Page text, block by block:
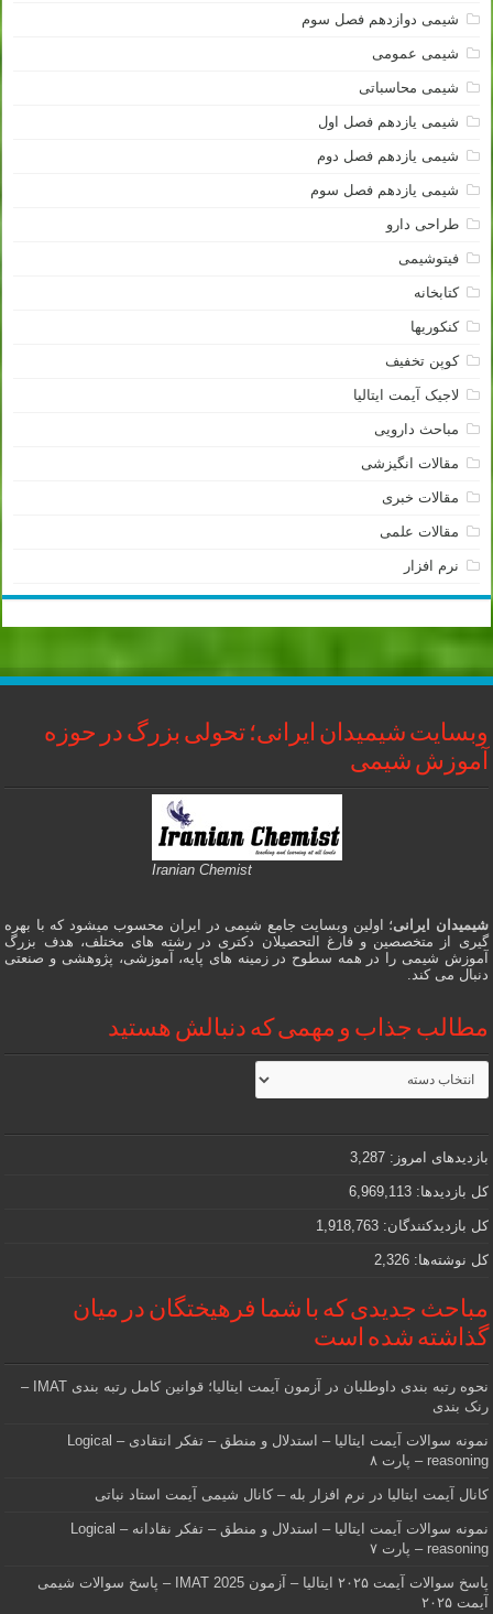
شیمی دوازدهم فصل سوم
شیمی عمومی
شیمی محاسباتی
شیمی یازدهم فصل اول
شیمی یازدهم فصل دوم
شیمی یازدهم فصل سوم
طراحی دارو
فیتوشیمی
کتابخانه
کنکوریها
کوپن تخفیف
لاجیک آیمت ایتالیا
مباحث دارویی
مقالات انگیزشی
مقالات خبری
مقالات علمی
نرم افزار
وبسایت شیمیدان ایرانی؛ تحولی بزرگ در حوزه
آموزش شیمی
Iranian Chemist
شیمیدان ایرانی؛ اولین وبسایت جامع شیمی در ایران محسوب میشود که با بهره
گیری از متخصصین و فارغ التحصیلان دکتری در رشته های مختلف، هدف بزرگ
آموزش شیمی را در همه سطوح در زمینه های پایه، آموزشی، پژوهشی و صنعتی
دنبال می کند.
مطالب جذاب و مهمی که دنبالش هستید
مطالب
جذاب
و
که
دنبالش
هستید
بازدیدهای امروز:3,287
کل بازدیدها:6,969,113
کل بازدیدکنند‌گان:1,918,763
کل نوشته‌ها:2,326
مباحث جدیدی که با شما فرهیختگان در میان
گذاشته شده است
نحوه رتبه بندی داوطلبان در آزمون آیمت ایتالیا؛ قوانین کامل رتبه بندی IMAT –
رنک بندی
نمونه سوالات آیمت ایتالیا – استدلال و منطق – تفکر انتقادی – Logical
reasoning – پارت ۸
کانال آیمت ایتالیا در نرم افزار بله – کانال شیمی آیمت استاد نباتی
نمونه سوالات آیمت ایتالیا – استدلال و منطق – تفکر نقادانه – Logical
reasoning – پارت ۷
پاسخ سوالات آیمت ۲۰۲۵ ایتالیا – آزمون IMAT 2025 – پاسخ سوالات شیمی
آیمت ۲۰۲۵